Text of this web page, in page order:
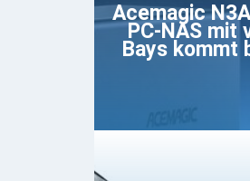
Acemagic
PC-NAS mit
Bays kommt